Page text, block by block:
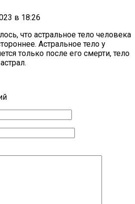
в 18:26
что астральное тело человека
Астральное тело у
только после его смерти, тело